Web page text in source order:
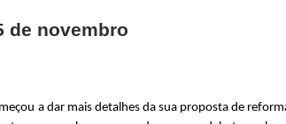
de novembro
a dar mais detalhes da sua proposta de